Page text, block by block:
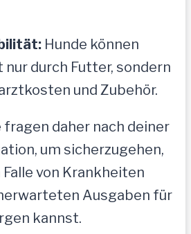
Hunde können
nur durch Futter, sondern
und Zubehör.
daher nach deiner
um sicherzugehen,
Falle von Krankheiten
Ausgaben für
kannst.